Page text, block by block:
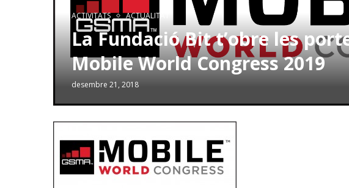
ACTIVITATS ACTUALITAT
La Fundació Bit t’obre les
Mobile World Congress 2019
desembre 21, 2018